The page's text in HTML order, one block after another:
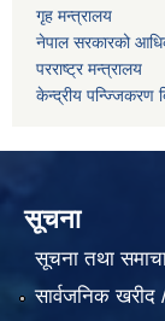
गृह मन्त्रालय
नेपाल सरकारको
परराष्ट्र मन्त्रालय
केन्द्रीय पन्ज्जिकरण
सूचना
सूचना तथा
सार्वजनिक